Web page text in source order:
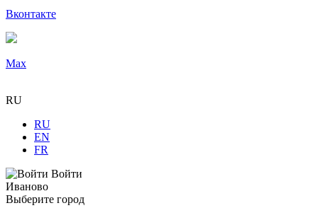
Вконтакте
Max
RU
RU
EN
FR
Войти
Иваново
Выберите город